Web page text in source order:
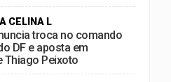
CELINA L
troca no comando
DF e aposta em
Thiago Peixoto